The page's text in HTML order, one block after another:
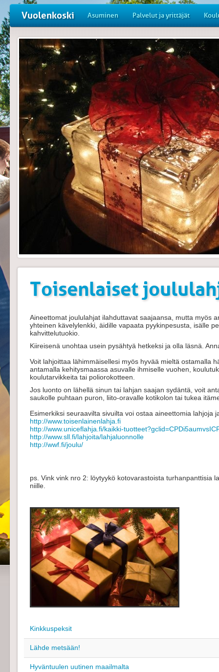
Vuolenkoski Asuminen Palvelut ja yrittäjät
Toisenlaiset
Aineettomat joululahjat ilahduttavat saajaansa, mutta myös
yhteinen kävelylenkki, äidille vapaata pyykinpesusta, isälle
kahvittelutuokio.
Kiireisenä unohtaa usein pysähtyä hetkeksi ja olla läsnä.
Voit lahjoittaa lähimmäisellesi myös hyvää mieltä ostamalla
antamalla kehitysmaassa asuvalle ihmiselle vuohen,
koulutarvikkeita tai poliorokotteen.
Jos luonto on lähellä sinun tai lahjan saajan sydäntä, voit
saukolle puhtaan puron, liito-oravalle kotikolon tai tukea
Esimerkiksi seuraavilta sivuilta voi ostaa aineettomia lahjoja
http://www.toisenlainenlahja.fi
http://www.uniceflahja.fi/kaikki-
http://www.sll.fi/lahjoita/lahjaluonnolle
http://wwf.fi/joulu/
ps. Vink vink nro 2: löytyykö kotovarastoista turhanpanttisia
niille.
Kinkkuspeksit
Lähde metsään!
Hyväntuulen uutinen maailmalta